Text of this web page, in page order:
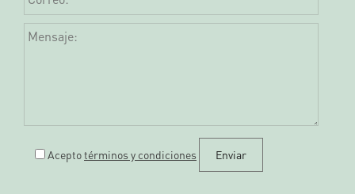
Aceptotérminos y condiciones